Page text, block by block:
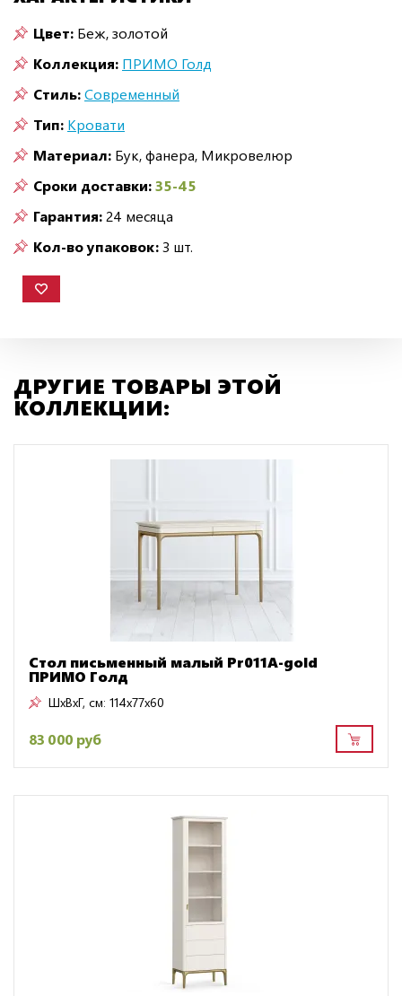
Цвет: Беж, золотой
Коллекция: ПРИМО Голд
Стиль:Современный
Тип: Кровати
Материал: Бук, фанера, Микровелюр
Сроки доставки:35-45
Гарантия:24 месяца
Кол-во упаковок:3 шт.
ДРУГИЕ ТОВАРЫ ЭТОЙ
КОЛЛЕКЦИИ:
Стол письменный малый Pr011A-gold
ПРИМО Голд
ШxВxГ, см: 114x77x60
83 000 руб